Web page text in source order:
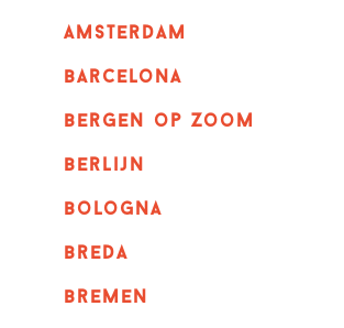
Amsterdam
barcelona
bergen op zoom
berlijn
bologna
breda
bremen